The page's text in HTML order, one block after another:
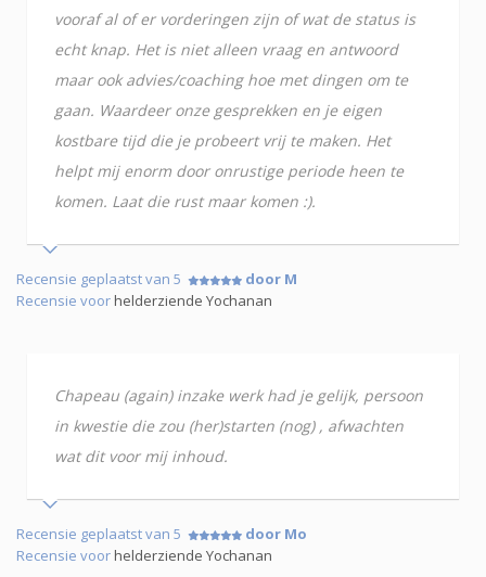
vooraf al of er vorderingen zijn of wat de status is
echt knap. Het is niet alleen vraag en antwoord
maar ook advies/coaching hoe met dingen om te
gaan. Waardeer onze gesprekken en je eigen
kostbare tijd die je probeert vrij te maken. Het
helpt mij enorm door onrustige periode heen te
komen. Laat die rust maar komen :).
Recensie geplaatst van 5
door M
Recensie voorhelderziende Yochanan
Chapeau (again) inzake werk had je gelijk, persoon
in kwestie die zou (her)starten (nog) , afwachten
wat dit voor mij inhoud.
Recensie geplaatst van 5
door Mo
Recensie voorhelderziende Yochanan